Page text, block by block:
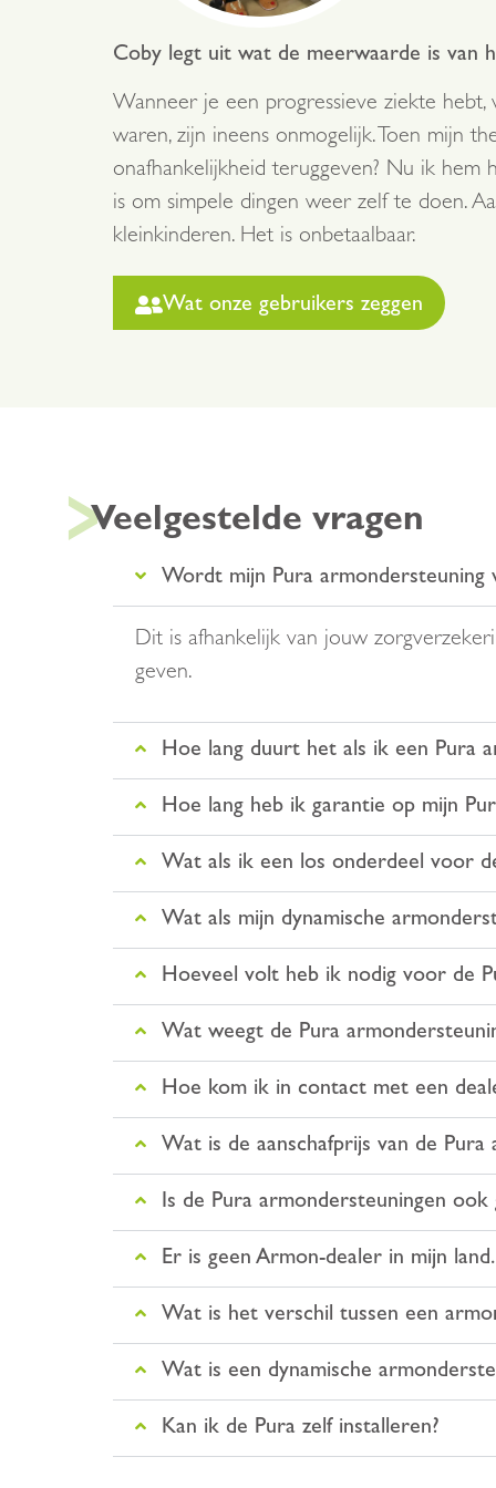
Coby legt uit wat de meerwaarde is van
Wanneer je een progressieve ziekte
waren, zijn ineens onmogelijk. Toen mijn
onafhankelijkheid teruggeven? Nu ik hem
is om simpele dingen weer zelf te doen.
kleinkinderen. Het is onbetaalbaar.
Wat onze gebruikers zeggen
Veelgestelde vragen
Wordt mijn Pura armondersteuning
Dit is afhankelijk van jouw
geven.
Hoe lang duurt het als ik een Pura
Hoe lang heb ik garantie op mijn
Wat als ik een los onderdeel voor
Wat als mijn dynamische
Hoeveel volt heb ik nodig voor de
Wat weegt de Pura
Hoe kom ik in contact met een
Wat is de aanschafprijs van de Pura
Is de Pura armondersteuningen
Er is geen Armon-dealer in mijn
Wat is het verschil tussen een
Wat is een dynamische
Kan ik de Pura zelf installeren?